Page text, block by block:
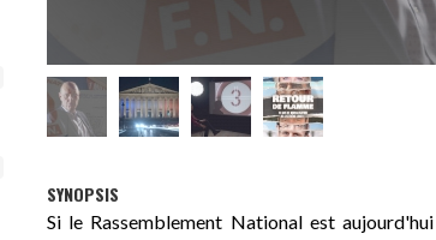
SYNOPSIS
Si le Rassemblement National est